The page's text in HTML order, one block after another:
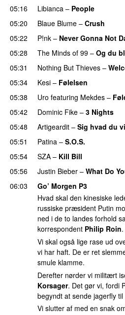
05:16
Libianca – People
05:20 Blaue Blume – Crush
05:22 P!nk – Never Gonna Not
05:28
The Minds of 99 – Og du
05:31
Nothing But Thieves –
05:34 Kesi – Følelsen
05:38
Uro featuring Mekdes –
05:42
Dominic Fike – 3 Nights
05:48 Artigeardit – Sig hvad du
05:51 Patina – S.O.S.
05:54
SZA – Kill Bill
05:56
Justin Bieber – What Do
06:03
Go’ Morgen P3
Hvad skal den kinesiske
russiske præsident Putin
ned i de to landes forhold
korrespondent Philip Roin.
Vi skal også lige rase ud
vi har haft. De er ret
smule klamme.
Derefter nørder vi militært
Korsager. Det gør vi, fordi
begyndt at sende jagerfly til
Vi slutter af med en snak